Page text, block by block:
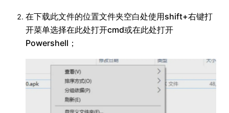
在下载此文件的位置文件夹空白处使用shift+右键打
开菜单选择在此处打开cmd或在此处打开
Powershell；